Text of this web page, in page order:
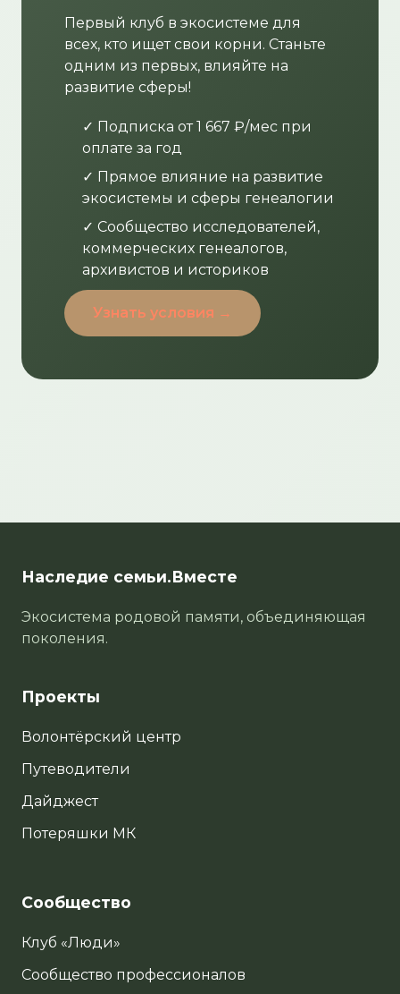
Первый клуб в экосистеме для
всех, кто ищет свои корни. Станьте
одним из первых, влияйте на
развитие сферы!
✓ Подписка от 1 667 ₽/мес при
оплате за год
✓ Прямое влияние на развитие
экосистемы и сферы генеалогии
✓ Сообщество исследователей,
коммерческих генеалогов,
архивистов и историков
Узнать условия →
Наследие семьи.Вместе
Экосистема родовой памяти, объединяющая
поколения.
Проекты
Волонтёрский центр
Путеводители
Дайджест
Потеряшки МК
Сообщество
Клуб «Люди»
Сообщество профессионалов